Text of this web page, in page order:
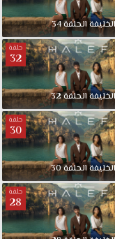
الحلقة 34
حلقة
32
الحلقة 32
حلقة
30
الحلقة 30
حلقة
28